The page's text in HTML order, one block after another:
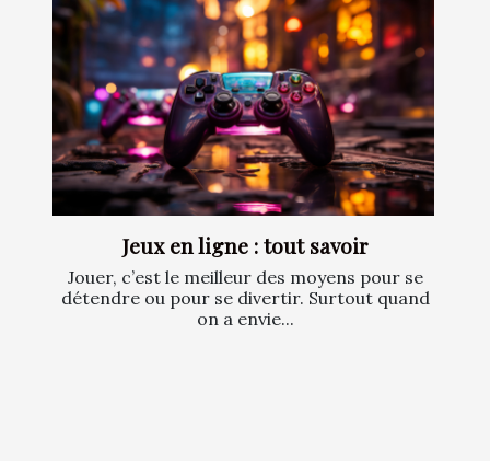
Jeux en ligne : tout savoir
Jouer, c’est le meilleur des moyens pour se
détendre ou pour se divertir. Surtout quand
on a envie...